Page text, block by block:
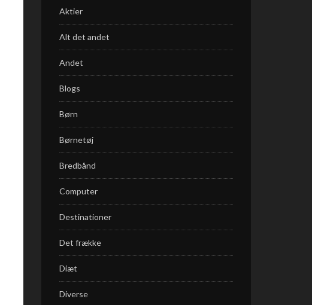
Aktier
Alt det andet
Andet
Blogs
Børn
Børnetøj
Bredbånd
Computer
Destinationer
Det frække
Diæt
Diverse